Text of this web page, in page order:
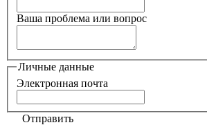
Ваша проблема или вопрос
Личные данные
Электронная почта
Отправить